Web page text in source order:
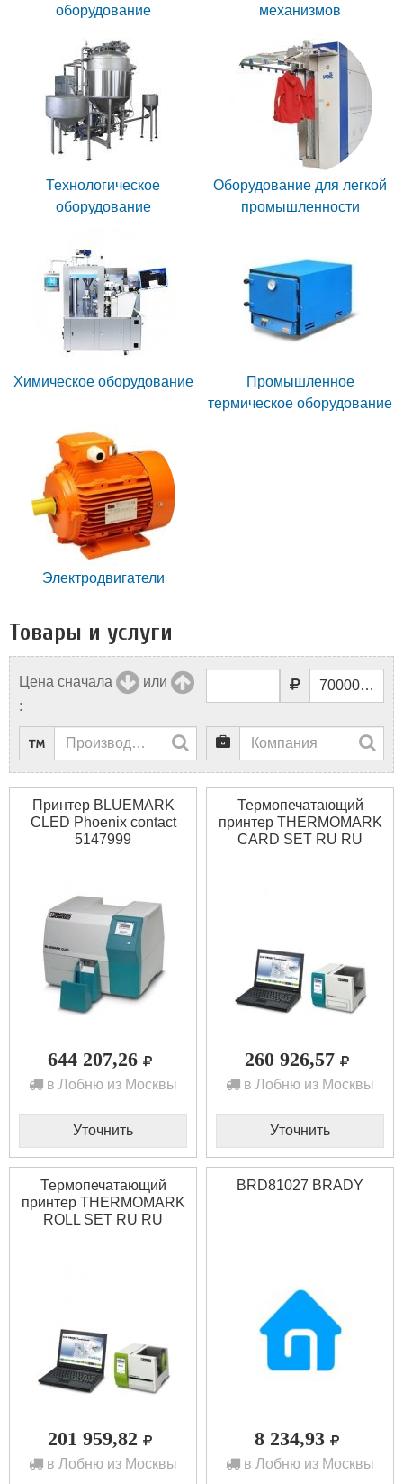
оборудование
механизмов
Технологическое
оборудование
Оборудование для легкой
промышленности
Химическое оборудование
Промышленное
термическое оборудование
Электродвигатели
Товары и услуги
Цена сначала
или
:
Принтер BLUEMARK
CLED Phoenix contact
5147999
644 207,26
в Лобню из Москвы
Уточнить
Термопечатающий
принтер THERMOMARK
CARD SET RU RU
260 926,57
в Лобню из Москвы
Уточнить
Термопечатающий
принтер THERMOMARK
ROLL SET RU RU
201 959,82
в Лобню из Москвы
BRD81027 BRADY
8 234,93
в Лобню из Москвы